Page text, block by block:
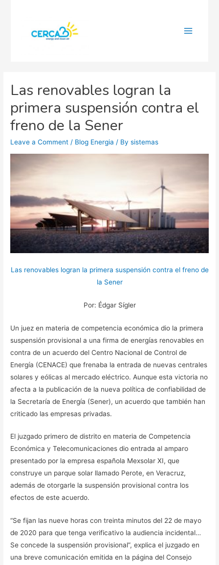
Las renovables logran la
primera suspensión contra el
freno de la Sener
Leave a Comment / Blog Energia / Bysistemas
Las renovables logran la primera suspensión contra el freno de
la Sener
Por: Édgar Sígler
Un juez en materia de competencia económica dio la primera
suspensión provisional a una firma de energías renovables en
contra de un acuerdo del Centro Nacional de Control de
Energía (CENACE) que frenaba la entrada de nuevas centrales
solares y eólicas al mercado eléctrico. Aunque esta victoria no
afecta a la publicación de la nueva política de confiabilidad de
la Secretaría de Energía (Sener), un acuerdo que también han
criticado las empresas privadas.
El juzgado primero de distrito en materia de Competencia
Económica y Telecomunicaciones dio entrada al amparo
presentado por la empresa española Mexsolar XI, que
construye un parque solar llamado Perote, en Veracruz,
además de otorgarle la suspensión provisional contra los
efectos de este acuerdo.
“Se fijan las nueve horas con treinta minutos del 22 de mayo
de 2020 para que tenga verificativo la audiencia incidental…
Se concede la suspensión provisional”, explica el juzgado en
una breve comunicación emitida en la página del Consejo